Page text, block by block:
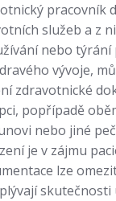
pracovník
služeb a z
nebo týrání
vývoje,
zdravotnické
popřípadě
nebo jiné
je v zájmu
lze
skutečnosti